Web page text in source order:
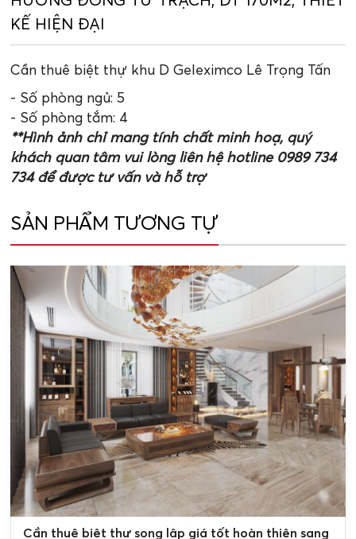
KẾ HIỆN ĐẠI
Cần thuê biệt thự khu D Geleximco Lê Trọng Tấn
- Số phòng ngủ: 5
- Số phòng tắm: 4
**Hình ảnh chỉ mang tính chất minh hoạ, quý
khách quan tâm vui lòng liên hệ hotline 0989 734
734 để được tư vấn và hỗ trợ
SẢN PHẨM TƯƠNG TỰ
Cần thuê biệt thự song lập giá tốt hoàn thiện sang